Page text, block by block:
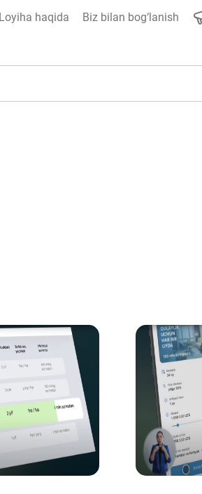
Loyiha haqida Biz bilan bog‘lanish
va
biznes
onlayn
Loyiha
Sayt